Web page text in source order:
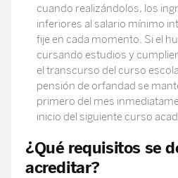
cuando realizándolos, los
inferiores al salario mínimo
fije en cada momento. Si el
cursando estudios y
el transcurso del curso
pensión de orfandad se
primero del mes
inicio del siguiente curso
¿Qué requisitos se
acreditar?